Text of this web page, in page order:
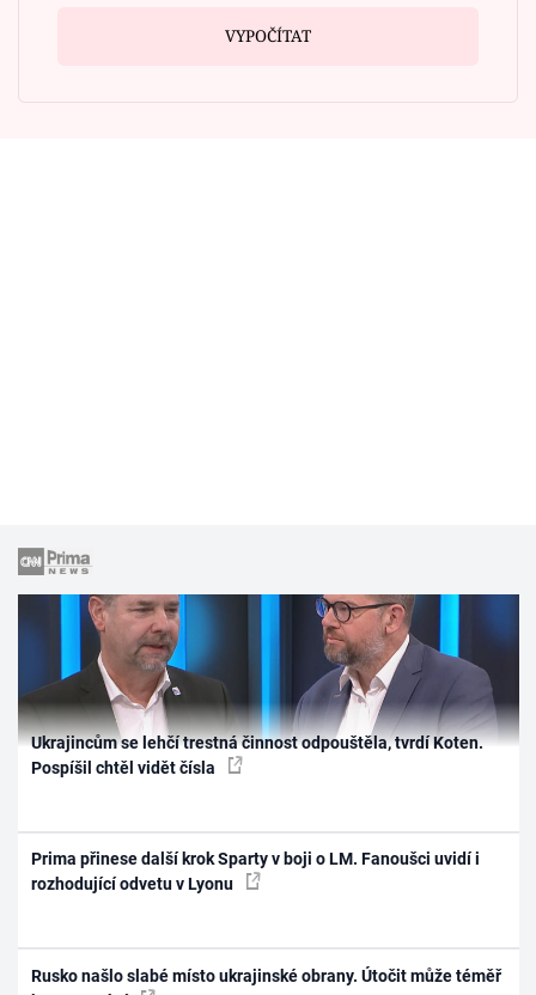
VYPOČÍTAT
Ukrajincům se lehčí trestná činnost odpouštěla, tvrdí Koten.
Pospíšil chtěl vidět čísla
Prima přinese další krok Sparty v boji o LM. Fanoušci uvidí i
rozhodující odvetu v Lyonu
Rusko našlo slabé místo ukrajinské obrany. Útočit může téměř